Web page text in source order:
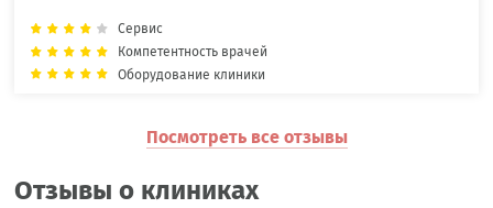
Сервис
Компетентность врачей
Оборудование клиники
Посмотреть все отзывы
Отзывы о клиниках